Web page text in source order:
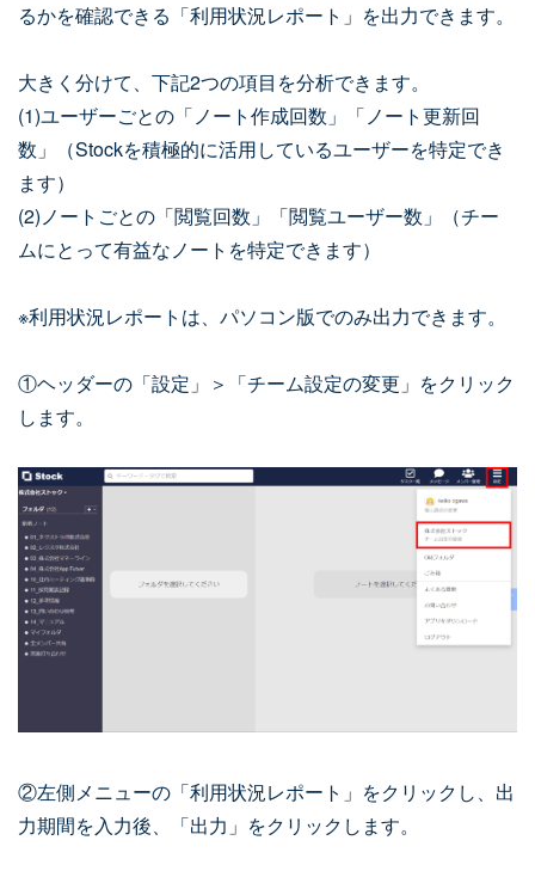
るかを確認できる「利用状況レポート」を出力できます。
大きく分けて、下記2つの項目を分析できます。
(1)ユーザーごとの「ノート作成回数」「ノート更新回
数」（Stockを積極的に活用しているユーザーを特定でき
ます）
(2)ノートごとの「閲覧回数」「閲覧ユーザー数」（チー
ムにとって有益なノートを特定できます）
※利用状況レポートは、パソコン版でのみ出力できます。
①ヘッダーの「設定」＞「チーム設定の変更」をクリック
します。
②左側メニューの「利用状況レポート」をクリックし、出
力期間を入力後、「出力」をクリックします。